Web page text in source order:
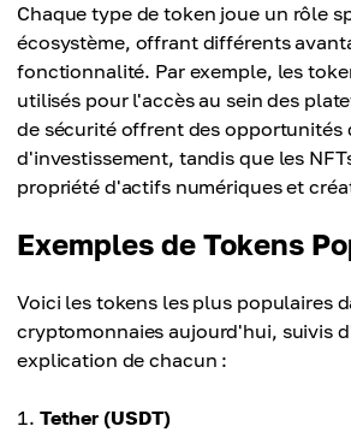
Chaque type de token joue un rôle
écosystème, offrant différents
fonctionnalité. Par exemple, les
utilisés pour l'accès au sein des
de sécurité offrent des opportunités
d'investissement, tandis que les
propriété d'actifs numériques et
Exemples de Tokens
Voici les tokens les plus populaires
cryptomonnaies aujourd'hui, suivis
explication de chacun :
Tether (USDT)